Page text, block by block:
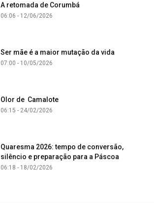
A retomada de Corumbá
06:06 - 12/06/2026
Ser mãe é a maior mutação da vida
07:00 - 10/05/2026
Olor de Camalote
06:15 - 24/02/2026
Quaresma 2026: tempo de conversão,
silêncio e preparação para a Páscoa
06:18 - 18/02/2026